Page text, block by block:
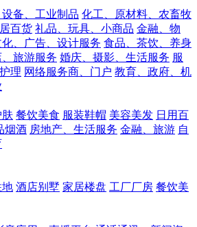
备、工业制品 化工、原材料、农畜牧
百货 礼品、玩具、小商品 金融、物
化、广告、设计服务 食品、茶饮、养身
旅游服务 婚庆、摄影、生活服务 服
理 网络服务商、门户 教育、政府、机
肤 餐饮美食 服装鞋帽 美容美发 日用百
烟酒 房地产、生活服务 金融、旅游 自
地 酒店别墅 家居楼盘 工厂厂房 餐饮美